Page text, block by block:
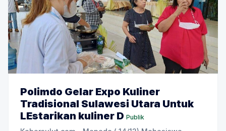
Polimdo Gelar Expo Kuliner
Tradisional Sulawesi Utara Untuk
LEstarikan kuliner D Publik